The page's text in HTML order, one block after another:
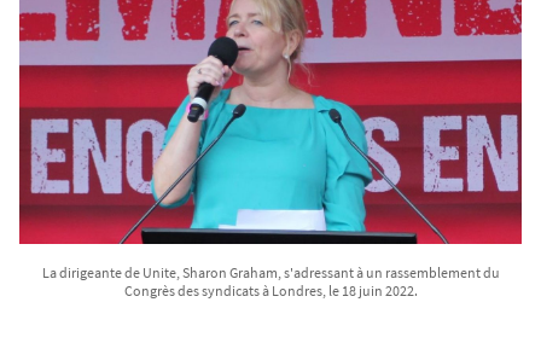
La dirigeante de Unite, Sharon Graham, s'adressant à un rassemblement du
Congrès des syndicats à Londres, le 18 juin 2022.